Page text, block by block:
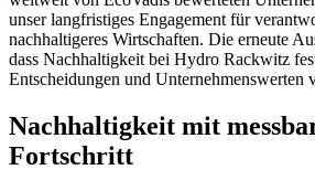
unser langfristiges Engagement für
nachhaltigeres Wirtschaften. Die erneute
dass Nachhaltigkeit bei Hydro Rackwitz
Entscheidungen und Unternehmenswerten
Nachhaltigkeit mit
Fortschritt